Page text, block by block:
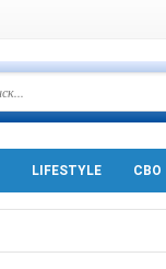
LIFESTYLE СВО